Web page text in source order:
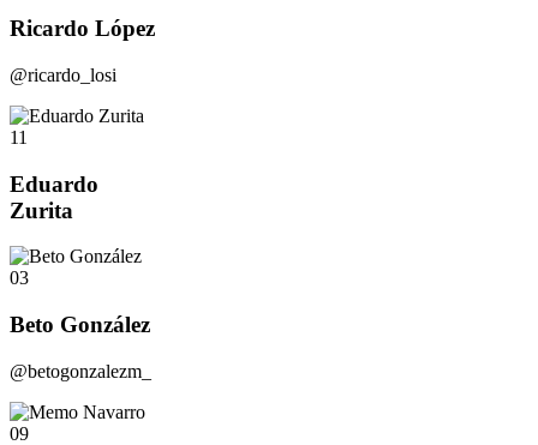
Ricardo López
@ricardo_losi
11
Eduardo
Zurita
03
Beto González
@betogonzalezm_
09